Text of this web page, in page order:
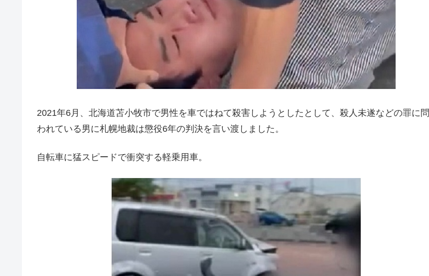
2021年6月、北海道苫小牧市で男性を車ではねて殺害しようとしたとして、殺人未遂などの罪に問
われている男に札幌地裁は懲役6年の判決を言い渡しました。
自転車に猛スピードで衝突する軽乗用車。